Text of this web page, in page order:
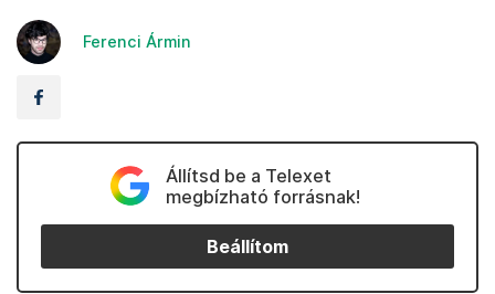
Ferenci Ármin
Állítsd be a Telexet
megbízható forrásnak!
Beállítom